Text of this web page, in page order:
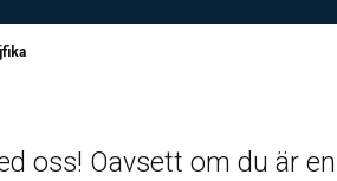
oss! Oavsett om du är